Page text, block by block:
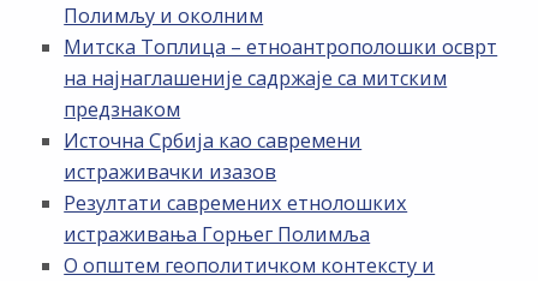
Полимљу и околним
Митска Топлица – етноантрополошки осврт
на најнаглашеније садржаје са митским
предзнаком
Источна Србија као савремени
истраживачки изазов
Резултати савремених етнолошких
истраживања Горњег Полимља
О општем геополитичком контексту и